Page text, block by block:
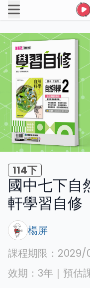
114下
國中七下自
軒學習自修
楊屏
課程期限： 2029/
效期： 3年 ｜ 預估